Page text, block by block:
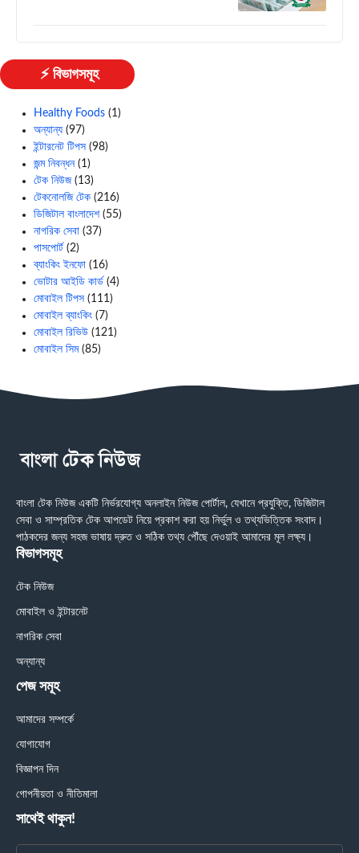
⚡ বিভাগসমূহ
Healthy Foods (1)
অন্যান্য (97)
ইন্টারনেট টিপস (98)
জন্ম নিবন্ধন(1)
টেক নিউজ(13)
টেকনোলজি টেক (216)
ডিজিটাল বাংলাদেশ(55)
নাগরিক সেবা (37)
পাসপোর্ট (2)
ব্যাংকিং ইনফো (16)
ভোটার আইডি কার্ড (4)
মোবাইল টিপস (111)
মোবাইল ব্যাংকিং (7)
মোবাইল রিভিউ (121)
মোবাইল সিম(85)
বাংলা টেক নিউজ একটি নির্ভরযোগ্য অনলাইন নিউজ পোর্টাল, যেখানে প্রযুক্তি, ডিজিটাল
সেবা ও সাম্প্রতিক টেক আপডেট নিয়ে প্রকাশ করা হয় নির্ভুল ও তথ্যভিত্তিক সংবাদ।
পাঠকদের জন্য সহজ ভাষায় দ্রুত ও সঠিক তথ্য পৌঁছে দেওয়াই আমাদের মূল লক্ষ্য।
বিভাগসমূহ
টেক নিউজ
মোবাইল ও ইন্টারনেট
নাগরিক সেবা
অন্যান্য
পেজ সমূহ
আমাদের সম্পর্কে
যোগাযোগ
বিজ্ঞাপন দিন
গোপনীয়তা ও নীতিমালা
সাথেই থাকুন!